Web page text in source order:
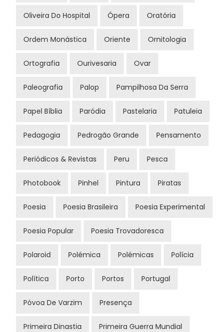
Oliveira Do Hospital Ópera Oratória
Ordem Monástica Oriente Ornitologia
Ortografia Ourivesaria Ovar
Paleografia Palop Pampilhosa Da Serra
Papel Bíblia Paródia Pastelaria Patuleia
Pedagogia Pedrogão Grande Pensamento
Periódicos & Revistas Peru Pesca
Photobook Pinhel Pintura Piratas
Poesia Poesia Brasileira Poesia Experimental
Poesia Popular Poesia Trovadoresca
Polaroid Polémica Polémicas Polícia
Política Porto Portos Portugal
Póvoa De Varzim Presença
Primeira Dinastia Primeira Guerra Mundial